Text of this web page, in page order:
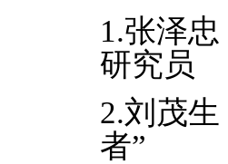
1.张泽忠
研究员
2.刘茂生
者”